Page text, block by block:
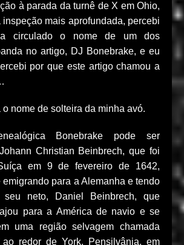
à parada da turnê de X em Ohio,
inspeção mais aprofundada, percebi
circulado o nome de um dos
no artigo, DJ Bonebrake, e eu
por que este artigo chamou a
o nome de solteira da minha avó.
Bonebrake pode ser
Christian Beinbrech, que foi
em 9 de fevereiro de 1642,
para a Alemanha e tendo
neto, Daniel Beinbrech, que
para a América de navio e se
uma região selvagem chamada
ao redor de York, Pensilvânia, em